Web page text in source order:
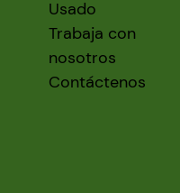
Usado
Trabaja con
nosotros
Contáctenos